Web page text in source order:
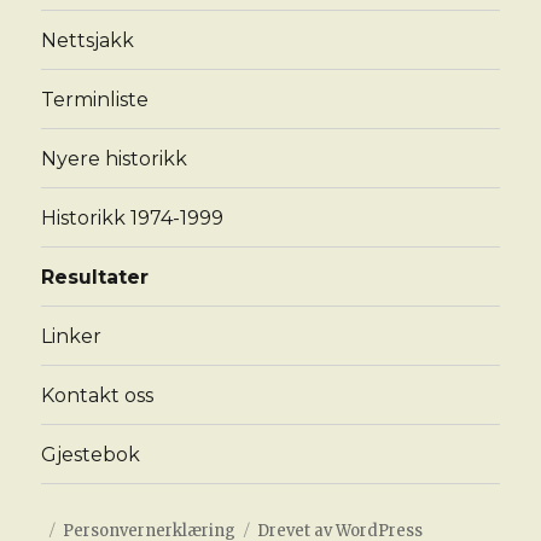
Nettsjakk
Terminliste
Nyere historikk
Historikk 1974-1999
Resultater
Linker
Kontakt oss
Gjestebok
Personvernerklæring Drevet av WordPress